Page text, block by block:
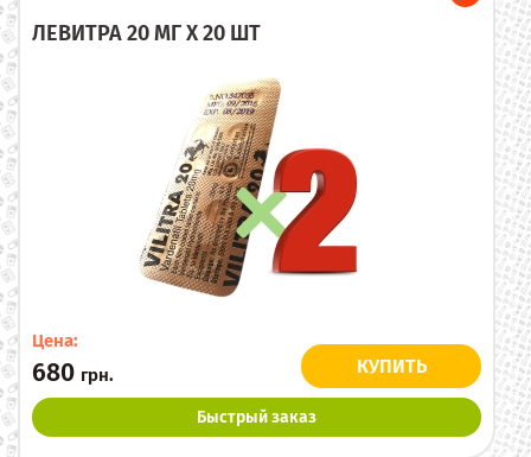
ЛЕВИТРА 20 МГ X 20 ШТ
Цена:
680 грн. КУПИТЬ
Быстрый заказ